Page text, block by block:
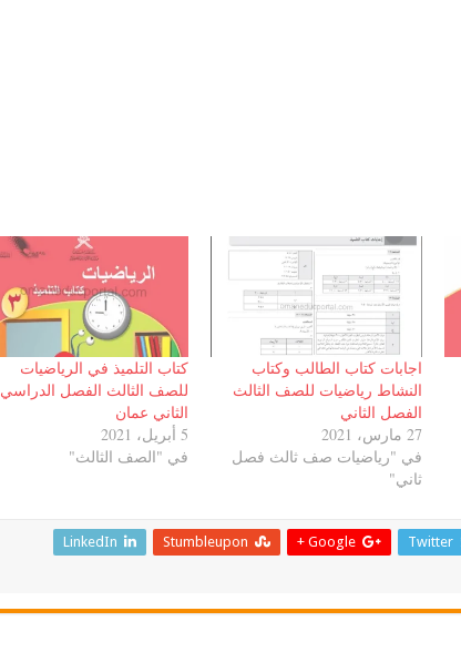
اجابات كتاب الطالب وكتاب
النشاط رياضيات للصف الثالث
الفصل الثاني
27 مارس، 2021
في "رياضيات صف ثالث فصل
ثاني"
كتاب التلميذ في الرياضيات
للصف الثالث الفصل الدراسي
الثاني عمان
5 أبريل، 2021
في "الصف الثالث"
Twitter
Google +
Stumbleupon
LinkedIn